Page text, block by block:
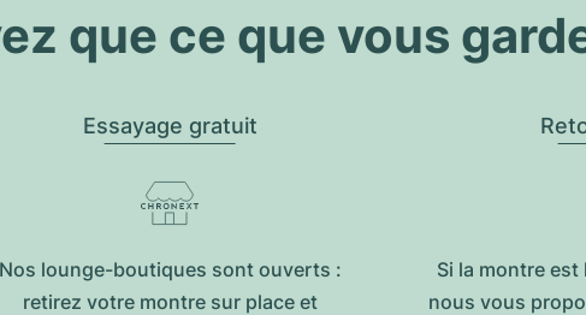
que ce que vous
Essayage gratuit
Nos lounge-boutiques sont ouverts :
retirez votre montre sur place et
Si la montre
nous vous